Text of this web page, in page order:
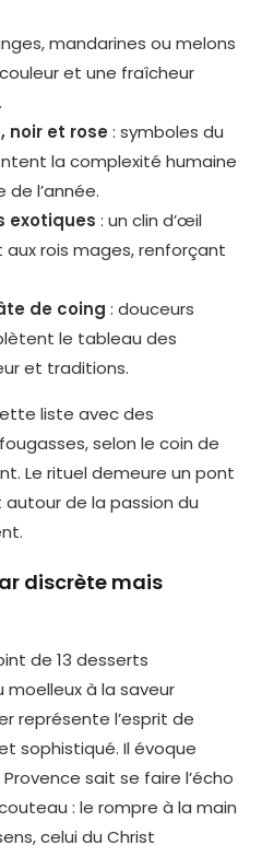
mandarines ou melons
et une fraîcheur
noir et rose : symboles du
la complexité humaine
l’année.
exotiques : un clin d’œil
aux rois mages, renforçant
de coing : douceurs
le tableau des
et traditions.
liste avec des
selon le coin de
Le rituel demeure un pont
de la passion du
discrète mais
de 13 desserts
à la saveur
représente l’esprit de
sophistiqué. Il évoque
sait se faire l’écho
: le rompre à la main
celui du Christ